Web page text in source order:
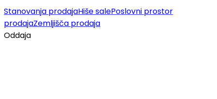
Stanovanja prodajaHiše salePoslovni prostor
prodajaZemljišča prodaja
Oddaja